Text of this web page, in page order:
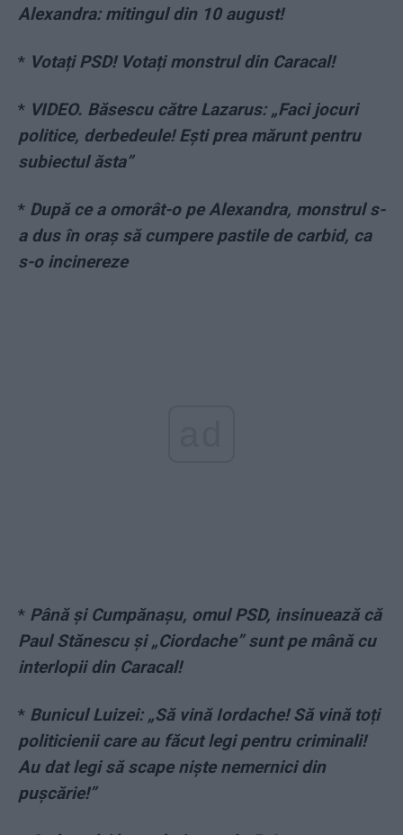
Alexandra: mitingul din 10 august!
* Votați PSD! Votați monstrul din Caracal!
* VIDEO. Băsescu către Lazarus: „Faci jocuri
politice, derbedeule! Ești prea mărunt pentru
subiectul ăsta”
* După ce a omorât-o pe Alexandra, monstrul s-
a dus în oraș să cumpere pastile de carbid, ca
s-o incinereze
* Până și Cumpănașu, omul PSD, insinuează că
Paul Stănescu și „Ciordache” sunt pe mână cu
interlopii din Caracal!
* Bunicul Luizei: „Să vină Iordache! Să vină toți
politicienii care au făcut legi pentru criminali!
Au dat legi să scape niște nemernici din
pușcărie!”